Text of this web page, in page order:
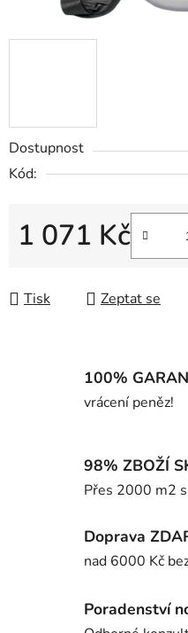
Dostupnost
Kód:
1 071 Kč
Tisk Zeptat se
100%
vrácení peněz!
98% ZBOŽÍ
Přes 2000 m2
Doprava
nad 6000 Kč
Poradenství